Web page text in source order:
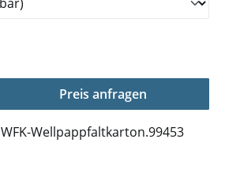
Gib den gewünschten
Preis anfragen
WFK-Wellpappfaltkarton.99453